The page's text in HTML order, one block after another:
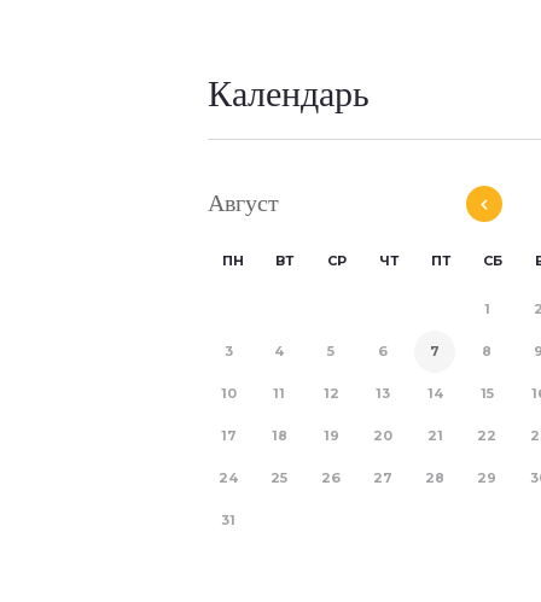
Календарь
Август
ПН ВТ СР ЧТ ПТ СБ
1 2
3 4 5 6 7 8 9
10 11 12 13 14 15
17 18 19 20 21 22
24 25 26 27 28 29
31